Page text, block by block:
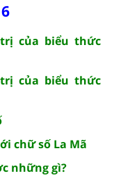
của biểu thức
của biểu thức
chữ số La Mã
những gì?